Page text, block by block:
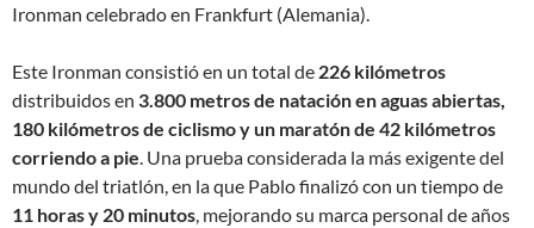
Ironman celebrado en Frankfurt (Alemania).
Este Ironman consistió en un total de 226 kilómetros
distribuidos en 3.800 metros de natación en aguas abiertas,
180 kilómetros de ciclismo y un maratón de 42 kilómetros
corriendo a pie. Una prueba considerada la más exigente del
mundo del triatlón, en la que Pablo finalizó con un tiempo de
11 horas y 20 minutos, mejorando su marca personal de años